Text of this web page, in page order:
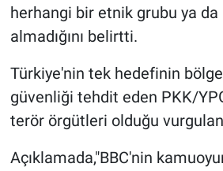
herhangi bir etnik grubu ya da
almadığını belirtti.
Türkiye'nin tek hedefinin
güvenliği tehdit eden PKK/
terör örgütleri olduğu
Açıklamada,"BBC'nin